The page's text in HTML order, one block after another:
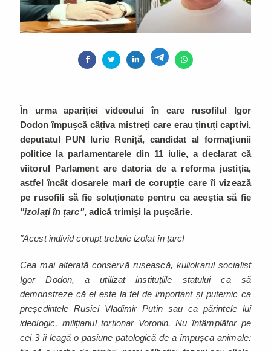
În urma apariției videoului în care rusofilul Igor
Dodon împușcă câțiva mistreți care erau ținuți captivi,
deputatul PUN Iurie Reniță, candidat al formațiunii
politice la parlamentarele din 11 iulie, a declarat că
viitorul Parlament are datoria de a reforma justiția,
astfel încât dosarele mari de corupție care îi vizează
pe rusofili să fie soluționate pentru ca aceștia să fie
"izolați în țarc", adică trimiși la pușcărie.
"Acest individ corupt trebuie izolat în țarc!
Cea mai alterată conservă rusească, kuliokarul socialist
Igor Dodon, a utilizat instituțiile statului ca să
demonstreze că el este la fel de important și puternic ca
președintele Rusiei Vladimir Putin sau ca părintele lui
ideologic, milițianul torționar Voronin. Nu întâmplător pe
cei 3 îi leagă o pasiune patologică de a împușca animale: